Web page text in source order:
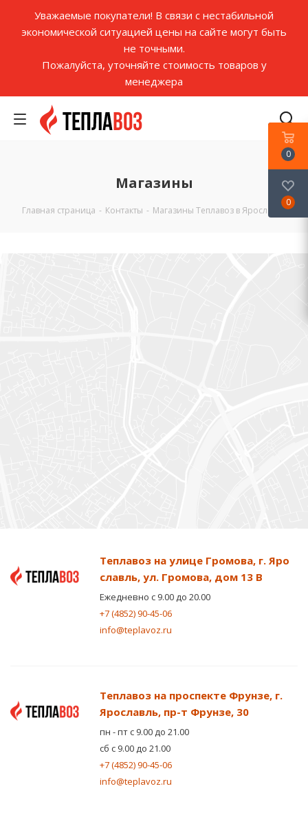
Уважаемые покупатели! В связи с нестабильной
экономической ситуацией цены на сайте могут быть
не точными.
Пожалуйста, уточняйте стоимость товаров у
менеджера
Магазины
Главная страница - Контакты - Магазины Теплавоз в Ярославле
Теплавоз на улице Громова, г. Яро
славль, ул. Громова, дом 13 В
Ежедневно с 9.00 до 20.00
+7 (4852) 90-45-06
info@teplavoz.ru
Теплавоз на проспекте Фрунзе, г.
Ярославль, пр-т Фрунзе, 30
пн - пт с 9.00 до 21.00
сб с 9.00 до 21.00
+7 (4852) 90-45-06
info@teplavoz.ru
0
0